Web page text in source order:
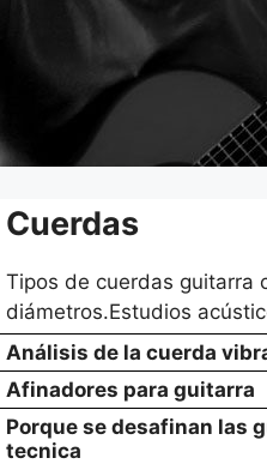
Cuerdas
Tipos de cuerdas guitarra
diámetros.Estudios
Análisis de la cuerda
Afinadores para guitarra
Porque se desafinan las
tecnica